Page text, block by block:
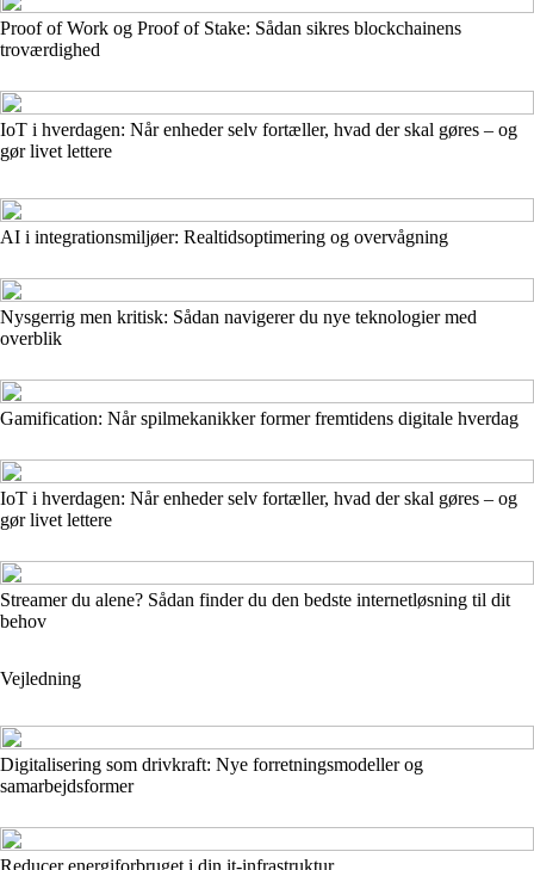
Proof of Work og Proof of Stake: Sådan sikres blockchainens
troværdighed
IoT i hverdagen: Når enheder selv fortæller, hvad der skal gøres – og
gør livet lettere
AI i integrationsmiljøer: Realtidsoptimering og overvågning
Nysgerrig men kritisk: Sådan navigerer du nye teknologier med
overblik
Gamification: Når spilmekanikker former fremtidens digitale hverdag
IoT i hverdagen: Når enheder selv fortæller, hvad der skal gøres – og
gør livet lettere
Streamer du alene? Sådan finder du den bedste internetløsning til dit
behov
Vejledning
Digitalisering som drivkraft: Nye forretningsmodeller og
samarbejdsformer
Reducer energiforbruget i din it-infrastruktur